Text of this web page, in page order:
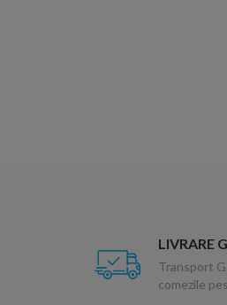
LIVRARE
Transport
comezile